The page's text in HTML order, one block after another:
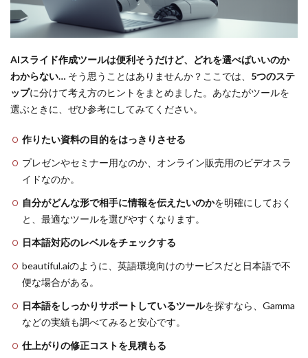
AIスライド作成ツールは便利そうだけど、どれを選べばいいのか
わからない… そう思うことはありませんか？ここでは、 5つのステ
ップに分けて考え方のヒントをまとめました。あなたがツールを
選ぶときに、ぜひ参考にしてみてください。
作りたい資料の目的をはっきりさせる
プレゼンやセミナー用なのか、オンライン販売用のビデオスラ
イドなのか。
自分がどんな形で相手に情報を伝えたいのかを明確にしておく
と、最適なツールを選びやすくなります。
日本語対応のレベルをチェックする
beautiful.aiのように、英語環境向けのサービスだと日本語で不
便な場合がある。
日本語をしっかりサポートしているツールを探すなら、Gamma
などの実績も調べてみると安心です。
仕上がりの修正コストを見積もる